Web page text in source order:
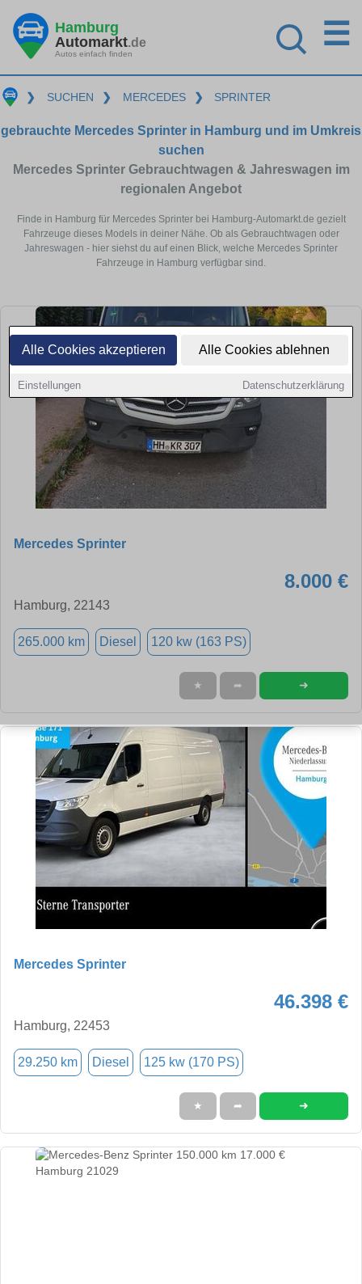
Alle Cookies akzeptieren Alle Cookies ablehnen
Einstellungen Datenschutzerklärung
Hamburg
Automarkt.de
Autos einfach finden
☰
❯ SUCHEN ❯ MERCEDES ❯ SPRINTER
gebrauchte Mercedes Sprinter in Hamburg und im Umkreis
suchen
Mercedes Sprinter Gebrauchtwagen & Jahreswagen im
regionalen Angebot
Finde in Hamburg für Mercedes Sprinter bei Hamburg-Automarkt.de gezielt
Fahrzeuge dieses Models in deiner Nähe. Ob als Gebrauchtwagen oder
Jahreswagen - hier siehst du auf einen Blick, welche Mercedes Sprinter
Fahrzeuge in Hamburg verfügbar sind.
Mercedes Sprinter
8.000 €
Hamburg, 22143
265.000 km Diesel 120 kw (163 PS)
★ ➦ ➜
Mercedes Sprinter
46.398 €
Hamburg, 22453
29.250 km Diesel 125 kw (170 PS)
★ ➦ ➜